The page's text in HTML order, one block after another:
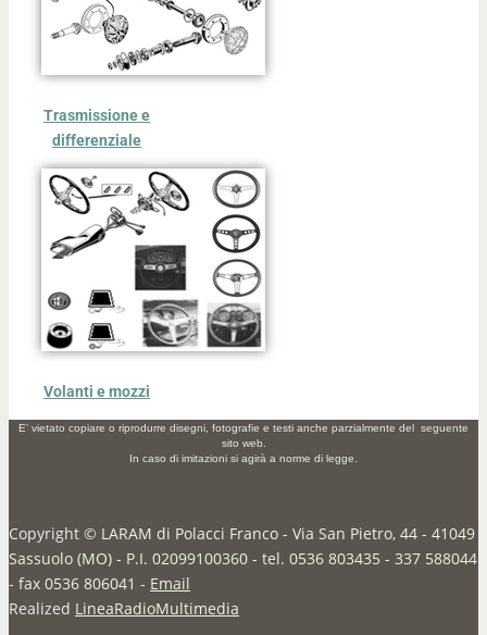
Trasmissione e
differenziale
Volanti e mozzi
E' vietato copiare o riprodurre disegni, fotografie e testi anche parzialmente del seguente
sito web.
In caso di imitazioni si agirà a norme di legge.
Copyright © LARAM di Polacci Franco - Via San Pietro, 44 - 41049
Sassuolo (MO) - P.I. 02099100360 - tel. 0536 803435 - 337 588044
- fax 0536 806041 - Email
Realized LineaRadioMultimedia